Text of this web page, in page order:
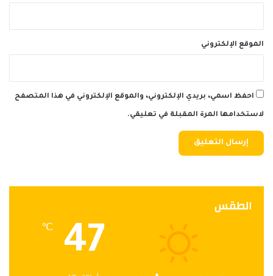
الموقع الإلكتروني
احفظ اسمي، بريدي الإلكتروني، والموقع الإلكتروني في هذا المتصفح
لاستخدامها المرة المقبلة في تعليقي.
الطقس
47
℃